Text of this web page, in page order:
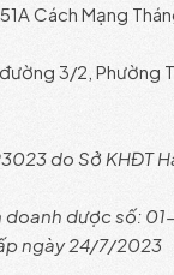
Cách Mạng
3/2, Phường
do Sở KHĐT
doanh dược số:
ngày 24/7/2023